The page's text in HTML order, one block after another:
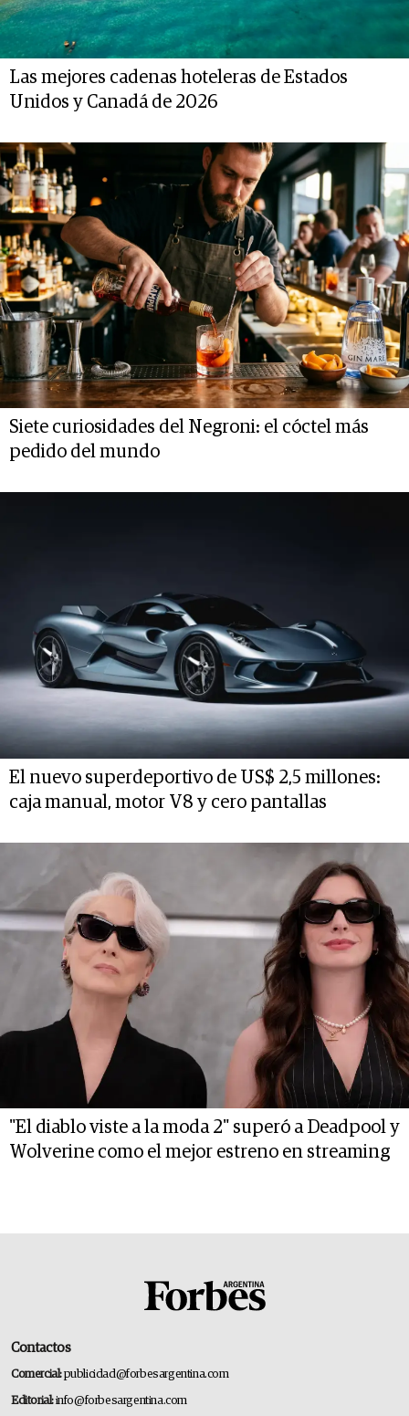
Las mejores cadenas hoteleras de Estados
Unidos y Canadá de 2026
Siete curiosidades del Negroni: el cóctel más
pedido del mundo
El nuevo superdeportivo de US$ 2,5 millones:
caja manual, motor V8 y cero pantallas
"El diablo viste a la moda 2" superó a Deadpool y
Wolverine como el mejor estreno en streaming
Contactos
Comercial:publicidad@forbesargentina.com
Editorial:info@forbesargentina.com